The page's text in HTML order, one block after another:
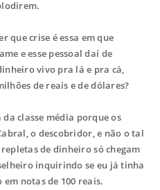
que crise é essa em que
e esse pessoal daí de
vivo pra lá e pra cá,
de reais e de dólares?
da classe média porque os
o descobridor, e não o tal
de dinheiro só chegam
inquirindo se eu já tinha
notas de 100 reais.